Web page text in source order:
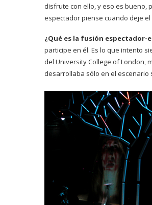
disfrute con ello, y eso es bueno,
espectador piense cuando deje
¿Qué es la fusión espectador-
participe en él. Es lo que intento
del University College of London,
desarrollaba sólo en el